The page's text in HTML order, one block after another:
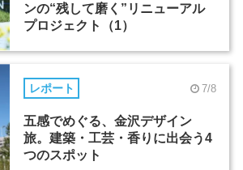
ンの“残して磨く”リニューアル
プロジェクト（1）
レポート 7/8
五感でめぐる、金沢デザイン
旅。建築・工芸・香りに出会う4
つのスポット